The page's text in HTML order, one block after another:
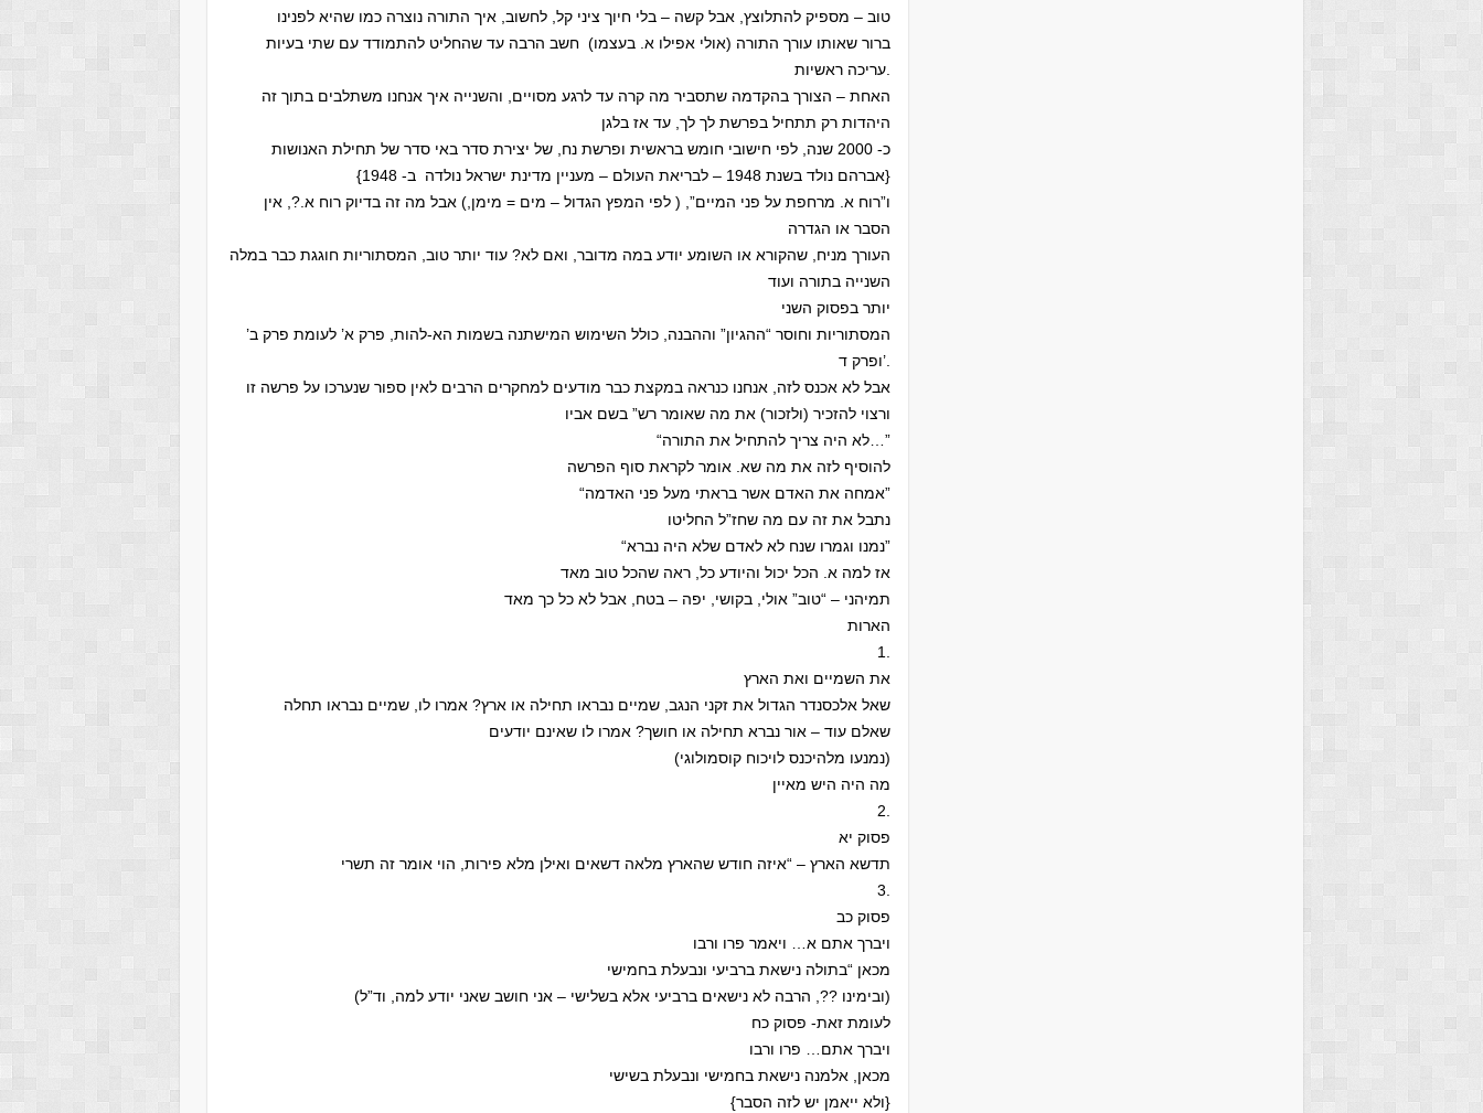
טוב – מספיק להתלוצץ, אבל קשה – בלי חיוך ציני קל, לחשוב, איך התורה נוצרה כמו שהיא לפנינו
ברור שאותו עורך התורה (אולי אפילו א. בעצמו) חשב הרבה עד שהחליט להתמודד עם שתי בעיות
האחת – הצורך בהקדמה שתסביר מה קרה עד לרגע מסויים, והשנייה איך אנחנו משתלבים בתוך זה
היהדות רק תתחיל בפרשת לך לך, עד אז בלגן
כ- 2000 שנה, לפי חישובי חומש בראשית ופרשת נח, של יצירת סדר באי סדר של תחילת האנושות
{אברהם נולד בשנת 1948 – לבריאת העולם – מעניין מדינת ישראל נולדה ב- 1948}
ו”רוח א. מרחפת על פני המיים”, ( לפי המפץ הגדול – מים = מימן,) אבל מה זה בדיוק רוח א.?, אין
הסבר או הגדרה
העורך מניח, שהקורא או השומע יודע במה מדובר, ואם לא? עוד יותר טוב, המסתוריות חוגגת כבר במלה
השנייה בתורה ועוד
יותר בפסוק השני
המסתוריות וחוסר “ההגיון” וההבנה, כולל השימוש המישתנה בשמות הא-להות, פרק א’ לעומת פרק ב’
ופרק ד’.
אבל לא אכנס לזה, אנחנו כנראה במקצת כבר מודעים למחקרים הרבים לאין ספור שנערכו על פרשה זו
ורצוי להזכיר (ולזכור) את מה שאומר רש” בשם אביו
“לא היה צריך להתחיל את התורה…”
להוסיף לזה את מה שא. אומר לקראת סוף הפרשה
“אמחה את האדם אשר בראתי מעל פני האדמה”
נתבל את זה עם מה שחז”ל החליטו
“נמנו וגמרו שנח לא לאדם שלא היה נברא”
אז למה א. הכל יכול והיודע כל, ראה שהכל טוב מאד
תמיהני – “טוב” אולי, בקושי, יפה – בטח, אבל לא כל כך מאד
הארות
1.
את השמיים ואת הארץ
שאל אלכסנדר הגדול את זקני הנגב, שמיים נבראו תחילה או ארץ? אמרו לו, שמיים נבראו תחלה
שאלם עוד – אור נברא תחילה או חושך? אמרו לו שאינם יודעים
(נמנעו מלהיכנס לויכוח קוסמולוגי)
מה היה היש מאיין
2.
פסוק יא
תדשא הארץ – “איזה חודש שהארץ מלאה דשאים ואילן מלא פירות, הוי אומר זה תשרי
3.
פסוק כב
ויברך אתם א… ויאמר פרו ורבו
מכאן “בתולה נישאת ברביעי ונבעלת בחמישי
(ובימינו ??, הרבה לא נישאים ברביעי אלא בשלישי – אני חושב שאני יודע למה, וד”ל)
לעומת זאת- פסוק כח
ויברך אתם… פרו ורבו
מכאן, אלמנה נישאת בחמישי ונבעלת בשישי
{ולא ייאמן יש לזה הסבר}